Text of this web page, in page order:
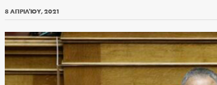
8 ΑΠΡΙΛΊΟΥ, 2021